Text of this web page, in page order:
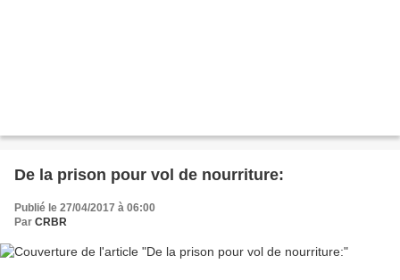
De la prison pour vol de nourriture:
Publié le 27/04/2017 à 06:00
Par CRBR